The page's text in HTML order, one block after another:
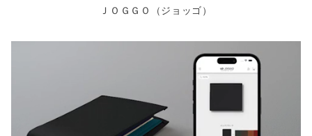
ＪＯＧＧＯ（ジョッゴ）